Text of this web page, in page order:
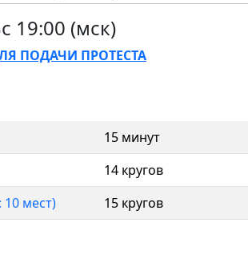
19:00 (мск)
ПОДАЧИ ПРОТЕСТА
15 минут
14 кругов
10 мест) 15 кругов